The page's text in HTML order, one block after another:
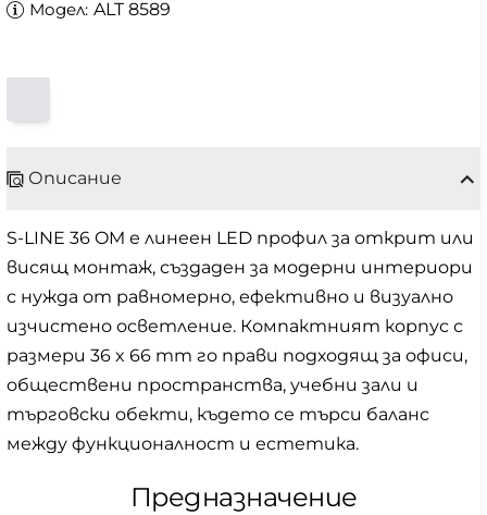
Модел: ALT 8589
Описание
S-LINE 36 OM е линеен LED профил за открит или
висящ монтаж, създаден за модерни интериори
с нужда от равномерно, ефективно и визуално
изчистено осветление. Компактният корпус с
размери 36 x 66 mm го прави подходящ за офиси,
обществени пространства, учебни зали и
търговски обекти, където се търси баланс
между функционалност и естетика.
Предназначение